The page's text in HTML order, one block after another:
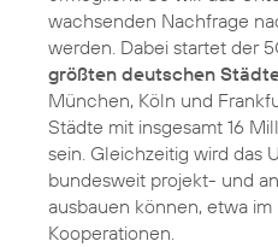
wachsenden Nachfrage
werden. Dabei startet der
größten deutschen
München, Köln und
Städte mit insgesamt 16
sein. Gleichzeitig wird das
bundesweit projekt- und
ausbauen können, etwa
Kooperationen.